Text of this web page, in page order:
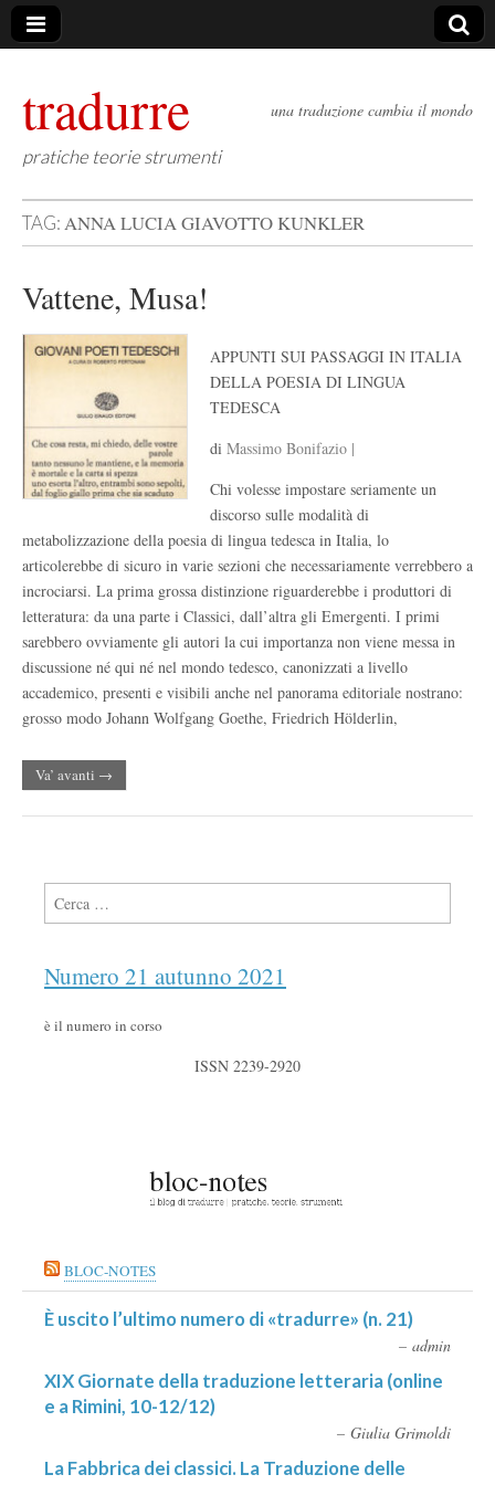
tradurre
pratiche teorie strumenti
una traduzione cambia il mondo
TAG:ANNA LUCIA GIAVOTTO KUNKLER
Vattene, Musa!
APPUNTI SUI PASSAGGI IN ITALIA
DELLA POESIA DI LINGUA
TEDESCA
di Massimo Bonifazio |
Chi volesse impostare seriamente un
discorso sulle modalità di
metabolizzazione della poesia di lingua tedesca in Italia, lo
articolerebbe di sicuro in varie sezioni che necessariamente verrebbero a
incrociarsi. La prima grossa distinzione riguarderebbe i produttori di
letteratura: da una parte i Classici, dall’altra gli Emergenti. I primi
sarebbero ovviamente gli autori la cui importanza non viene messa in
discussione né qui né nel mondo tedesco, canonizzati a livello
accademico, presenti e visibili anche nel panorama editoriale nostrano:
grosso modo Johann Wolfgang Goethe, Friedrich Hölderlin,
Va’ avanti →
Ricerca per:
Numero 21 autunno 2021
è il numero in corso
ISSN 2239-2920
BLOC-NOTES
È uscito l’ultimo numero di «tradurre» (n. 21)
admin
XIX Giornate della traduzione letteraria (online
e a Rimini, 10-12/12)
Giulia Grimoldi
La Fabbrica dei classici. La Traduzione delle